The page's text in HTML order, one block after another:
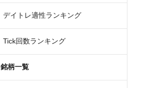
デイトレ適性ランキング
Tick回数ランキング
銘柄一覧